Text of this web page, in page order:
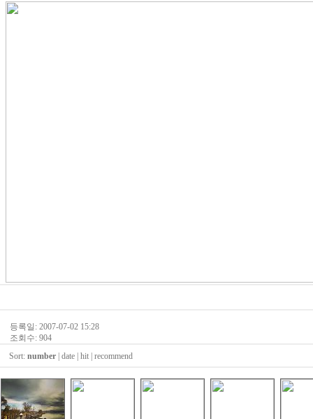
등록일: 2007-07-02 15:28
조회수: 904
Sort: number date hit recommend